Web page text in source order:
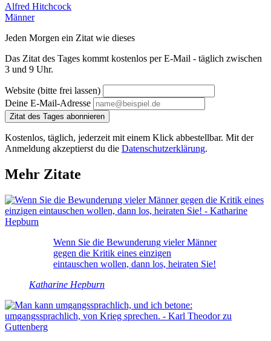
Alfred Hitchcock
Männer
Jeden Morgen ein Zitat wie dieses
Das Zitat des Tages kommt kostenlos per E-Mail - täglich zwischen
3 und 9 Uhr.
Website (bitte frei lassen)
Deine E-Mail-Adresse
Zitat des Tages abonnieren
Kostenlos, täglich, jederzeit mit einem Klick abbestellbar. Mit der
Anmeldung akzeptierst du die Datenschutzerklärung.
Mehr Zitate
Wenn Sie die Bewunderung vieler Männer
gegen die Kritik eines einzigen
eintauschen wollen, dann los, heiraten Sie!
Katharine Hepburn